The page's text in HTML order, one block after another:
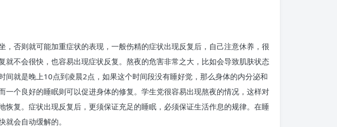
否则就可能加重症状的表现，一般伤精的症状出现反复后，自己注意休养，很
不会很快，也容易出现症状反复。熬夜的危害非常之大，比如会导致肌肤状态
就是晚上10点到凌晨2点，如果这个时间段没有睡好觉，那么身体的内分泌和
个良好的睡眠则可以促进身体的修复。学生党很容易出现熬夜的情况，这样对
复。症状出现反复后，更须保证充足的睡眠，必须保证生活作息的规律。在睡
会自动缓解的。